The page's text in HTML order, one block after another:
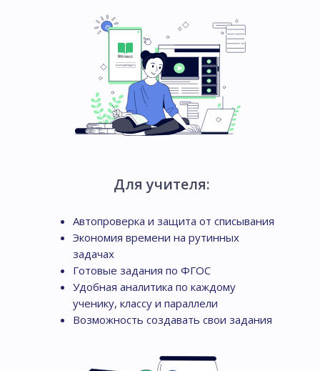
Автопроверка и защита от списывания
Экономия времени на рутинных
задачах
Готовые задания по ФГОС
Удобная аналитика по каждому
ученику, классу и параллели
Возможность создавать свои задания
Для учителя: